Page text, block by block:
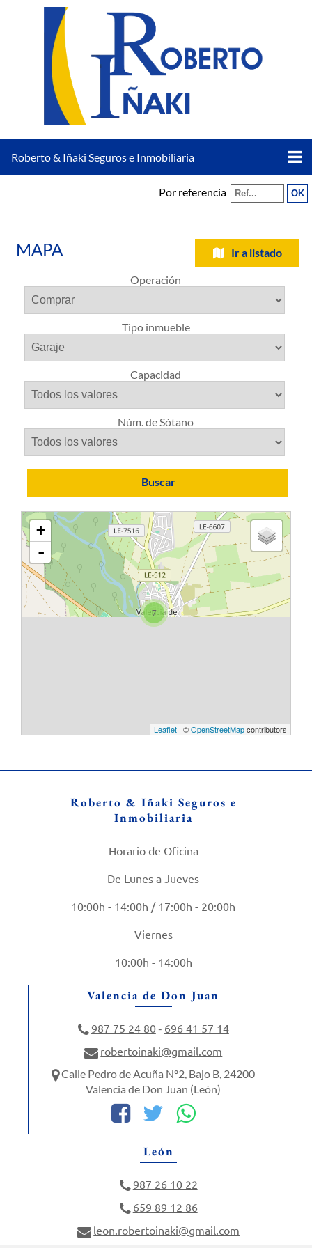
Roberto & Iñaki Seguros e Inmobiliaria
Por referencia
MAPA Ir a listado
Operación
Tipo inmueble
Capacidad
Núm. de Sótano
Buscar
7
+
-
Leaflet| ©OpenStreetMapcontributors
Roberto & Iñaki Seguros e
Inmobiliaria
Horario de Oficina
De Lunes a Jueves
10:00h - 14:00h / 17:00h - 20:00h
Viernes
10:00h - 14:00h
Valencia de Don Juan
987 75 24 80- 696 41 57 14
robertoinaki@gmail.com
Calle Pedro de Acuña Nº2, Bajo B, 24200
Valencia de Don Juan (León)
León
987 26 10 22
659 89 12 86
leon.robertoinaki@gmail.com